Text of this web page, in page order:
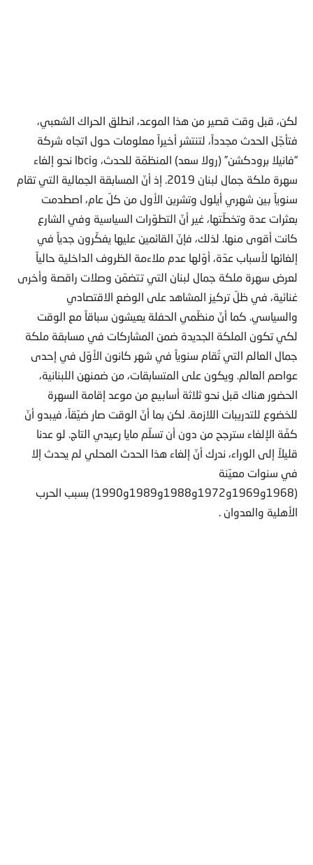
لكن، قبل وقت قصير من هذا الموعد، انطلق الحراك الشعبي،
فتأجّل الحدث مجدداً، لتنتشر أخيراً معلومات حول اتجاه شركة
“فانيلا برودكشن” (رولا سعد) المنظمّة للحدث، وlbci نحو إلغاء
سهرة ملكة جمال لبنان 2019. إذ أنّ المسابقة الجمالية التي تقام
سنوياً بين شهري أيلول وتشرين الأول من كلّ عام، اصطدمت
بعثرات عدة وتخطّتها، غير أنّ التطوّرات السياسية وفي الشارع
كانت أقوى منها. لذلك، فإنّ القائمين عليها يفكّرون جدياً في
إلغائها لأسباب عدّة، أوّلها عدم ملاءمة الظروف الداخلية حالياً
لعرض سهرة ملكة جمال لبنان التي تتضمّن وصلات راقصة وأخرى
غنائية، في ظلّ تركيز المشاهد على الوضع الاقتصادي
والسياسي. كما أنّ منظّمي الحفلة يعيشون سباقاً مع الوقت
لكي تكون الملكة الجديدة ضمن المشاركات في مسابقة ملكة
جمال العالم التي تُقام سنوياً في شهر كانون الأوّل في إحدى
عواصم العالم. ويكون على المتسابقات، من ضمنهن اللبنانية،
الحضور هناك قبل نحو ثلاثة أسابيع من موعد إقامة السهرة
للخضوع للتدريبات اللازمة. لكن بما أنّ الوقت صار ضيّقاً، فيبدو أنّ
كفّة الإلغاء سترجح من دون أن تسلّم مايا رعيدي التاج. لو عدنا
قليلاً إلى الوراء، ندرك أنّ إلغاء هذا الحدث المحلي لم يحدث إلا
في سنوات معيّنة
(1968و1969و1972و1988و1989و1990) بسبب الحرب
الأهلية والعدوان .